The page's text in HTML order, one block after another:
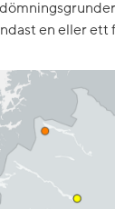
en eller ett